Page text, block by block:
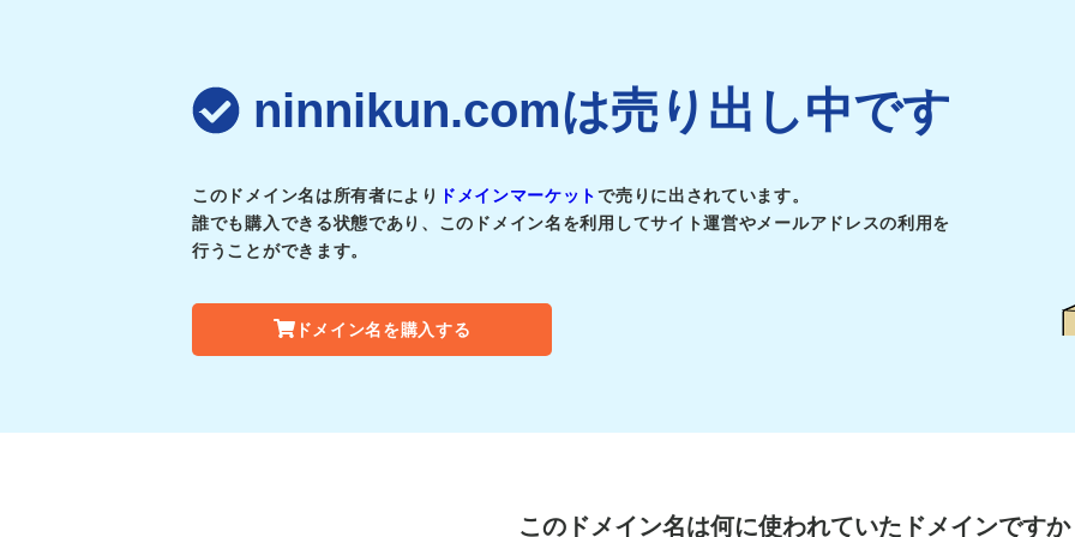
ninnikun.comは売り出し中です
このドメイン名は所有者により ドメインマーケットで売りに出されています。
誰でも購入できる状態であり、このドメイン名を利用してサイト運営やメールアドレスの利用を
行うことができます。
ドメイン名を購入する
このドメイン名は何に使われていたドメインですか